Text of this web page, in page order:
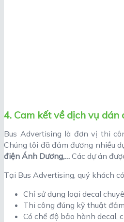
4. Cam kết về dịch vụ
Bus Advertising là đơn vị thi
Chúng tôi đã đảm đương nhiều
điện Ánh Dương,… Các dự án
Tại Bus Advertising, quý khách
Chỉ sử dụng loại decal
Thi công đúng kỹ thuật
Có chế độ bảo hành decal,